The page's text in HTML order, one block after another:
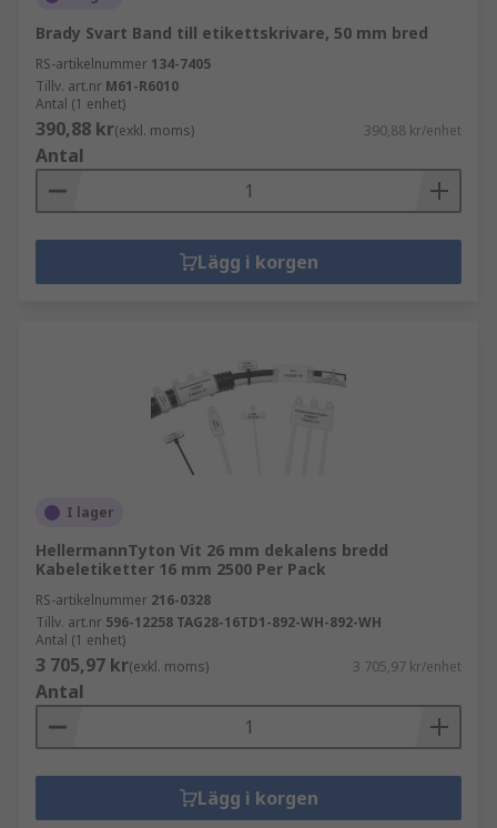
Brady Svart Band till etikettskrivare, 50 mm bred
RS-artikelnummer 134-7405
Tillv. art.nr M61-R6010
Antal (1 enhet)
390,88 kr(exkl. moms) 390,88 kr/enhet
Antal
Lägg i korgen
I lager
HellermannTyton Vit 26 mm dekalens bredd
Kabeletiketter 16 mm 2500 Per Pack
RS-artikelnummer 216-0328
Tillv. art.nr 596-12258 TAG28-16TD1-892-WH-892-WH
Antal (1 enhet)
3 705,97 kr(exkl. moms) 3 705,97 kr/enhet
Antal
Lägg i korgen